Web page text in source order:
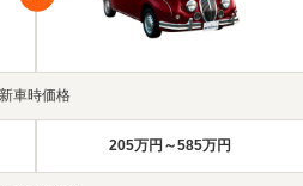
新車時価格
205万円～585万円